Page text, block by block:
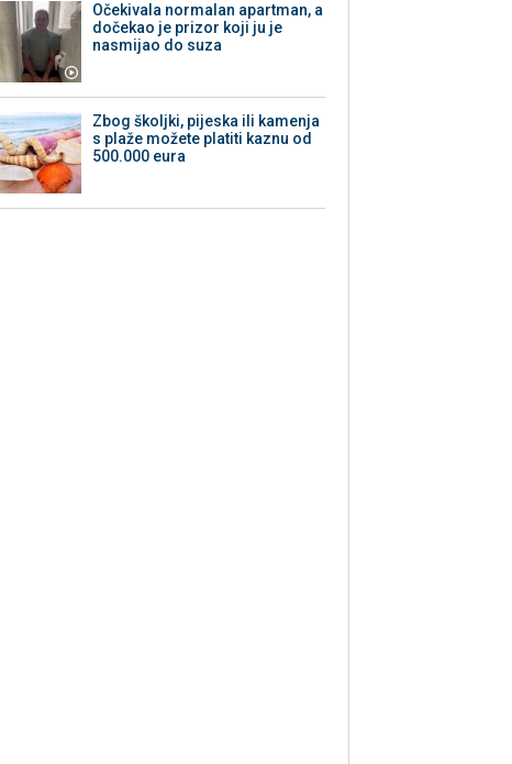
Očekivala normalan apartman, a
dočekao je prizor koji ju je
nasmijao do suza
Zbog školjki, pijeska ili kamenja
s plaže možete platiti kaznu od
500.000 eura